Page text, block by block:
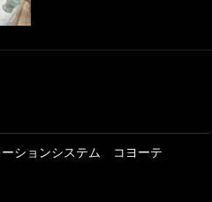
ションシステム コヨーテ